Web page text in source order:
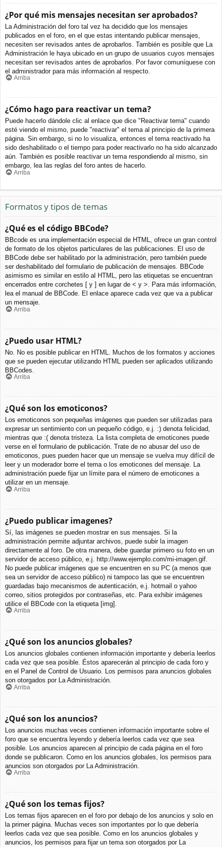
¿Por qué mis mensajes necesitan ser aprobados?
La Administración del foro tal vez ha decidido que los mensajes
publicados en el foro, en el que estas intentando publicar mensajes,
necesiten ser revisados antes de aprobarlos. También es posible que La
Administración le haya ubicado en un grupo de usuarios cuyos mensajes
necesitan ser revisados antes de aprobarlos. Por favor comuníquese con
el administrador para más información al respecto.
Arriba
¿Cómo hago para reactivar un tema?
Puede hacerlo dándole clic al enlace que dice "Reactivar tema" cuando
esté viendo el mismo, puede "reactivar" el tema al principio de la primera
página. Sin embargo, si no lo visualiza, entonces el tema reactivado ha
sido deshabilitado o el tiempo para poder reactivarlo no ha sido alcanzado
aún. También es posible reactivar un tema respondiendo al mismo, sin
embargo, lea las reglas del foro antes de hacerlo.
Arriba
Formatos y tipos de temas
¿Qué es el código BBCode?
BBcode es una implementación especial de HTML, ofrece un gran control
de formato de los objetos particulares de las publicaciones. El uso de
BBCode debe ser habilitado por la administración, pero también puede
ser deshabilitado del formulario de publicación de mensajes. BBCode
asimismo es similar en estilo al HTML, pero las etiquetas se encuentran
encerrados entre corchetes [ y ] en lugar de < y >. Para más información,
lea el manual de BBCode. El enlace aparece cada vez que va a publicar
un mensaje.
Arriba
¿Puedo usar HTML?
No. No es posible publicar en HTML. Muchos de los formatos y acciones
que se pueden ejecutar utilizando HTML pueden ser aplicados utilizando
BBCodes.
Arriba
¿Qué son los emoticonos?
Los emoticonos son pequeñas imágenes que pueden ser utilizadas para
expresar un sentimiento con un pequeño código, e.j. :) denota felicidad,
mientras que :( denota tristeza. La lista completa de emoticones puede
verse en el formulario de publicación. Trate de no abusar del uso de
emoticonos, pues pueden hacer que un mensaje se vuelva muy difícil de
leer y un moderador borre el tema o los emoticones del mensaje. La
administración puede fijar un límite para el número de emoticones a
utilizar en un mensaje.
Arriba
¿Puedo publicar imagenes?
Sí, las imágenes se pueden mostrar en sus mensajes. Si la
administración permite adjuntar archivos, puede subir la imagen
directamente al foro. De otra manera, debe guardar primero su foto en un
servidor de acceso público, e.j. http://www.ejemplo.com/mi-imagen.gif.
No puede publicar imágenes que se encuentren en su PC (a menos que
sea un servidor de acceso público) ni tampoco las que se encuentren
guardadas bajo mecanismos de autenticación, e.j. hotmail o yahoo
correo, sitios protegidos por contraseñas, etc. Para exhibir imágenes
utilice el BBCode con la etiqueta [img].
Arriba
¿Qué son los anuncios globales?
Los anuncios globales contienen información importante y debería leerlos
cada vez que sea posible. Éstos aparecerán al principio de cada foro y
en el Panel de Control de Usuario. Los permisos para anuncios globales
son otorgados por La Administración.
Arriba
¿Qué son los anuncios?
Los anuncios muchas veces contienen información importante sobre el
foro que se encuentra leyendo y debería leerlos cada vez que sea
posible. Los anuncios aparecen al principio de cada página en el foro
donde se publicaron. Como en los anuncios globales, los permisos para
anuncios son otorgados por La Administración.
Arriba
¿Qué son los temas fijos?
Los temas fijos aparecen en el foro por debajo de los anuncios y solo en
la primer página. Muchas veces son importantes por lo que debería
leerlos cada vez que sea posible. Como en los anuncios globales y
anuncios, los permisos para fijar un tema son otorgados por La